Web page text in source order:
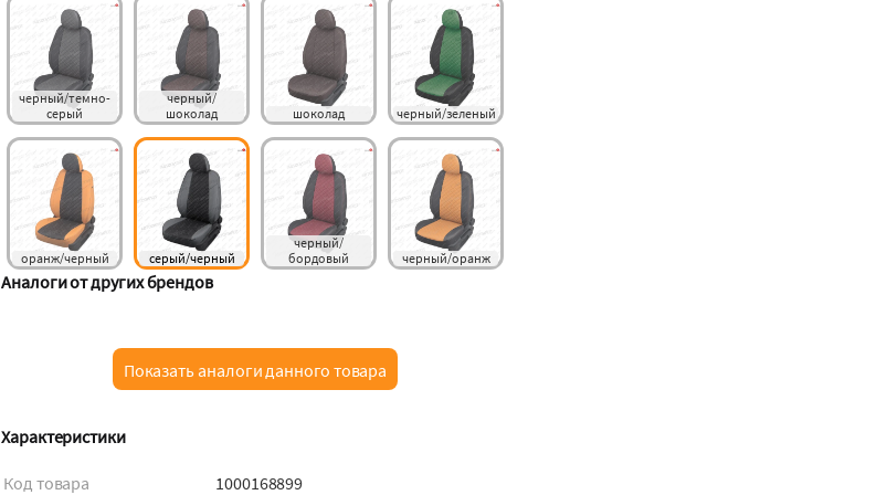
черный/темно-
серый
черный/
шоколад
шоколад черный/зеленый
оранж/черный серый/черный
черный/
бордовый
черный/оранж
Аналоги от других брендов
Показать аналоги данного товара
Характеристики
Код товара
1000168899